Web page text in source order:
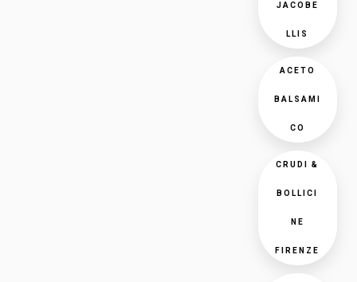
JACOBE
LLIS
ACETO
BALSAMI
CO
CRUDI &
BOLLICI
NE
FIRENZE